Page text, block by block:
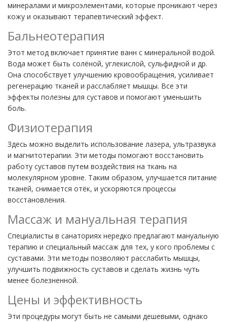
минералами и микроэлементами, которые проникают через
кожу и оказывают терапевтический эффект.
Бальнеотерапия
Этот метод включает принятие ванн с минеральной водой.
Вода может быть солёной, углекислой, сульфидной и др.
Она способствует улучшению кровообращения, усиливает
регенерацию тканей и расслабляет мышцы. Все эти
эффекты полезны для суставов и помогают уменьшить
боль.
Физиотерапия
Здесь можно выделить использование лазера, ультразвука
и магнитотерапии. Эти методы помогают восстановить
работу суставов путем воздействия на ткань на
молекулярном уровне. Таким образом, улучшается питание
тканей, снимается отёк, и ускоряются процессы
восстановления.
Массаж и мануальная терапия
Специалисты в санаториях нередко предлагают мануальную
терапию и специальный массаж для тех, у кого проблемы с
суставами. Эти методы позволяют расслабить мышцы,
улучшить подвижность суставов и сделать жизнь чуть
менее болезненной.
Цены и эффективность
Эти процедуры могут быть не самыми дешевыми, однако